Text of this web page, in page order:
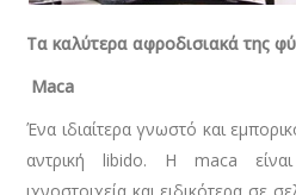
Τα καλύτερα αφροδισιακά της
Maca
Ένα ιδιαίτερα γνωστό και
αντρική libido. Η maca